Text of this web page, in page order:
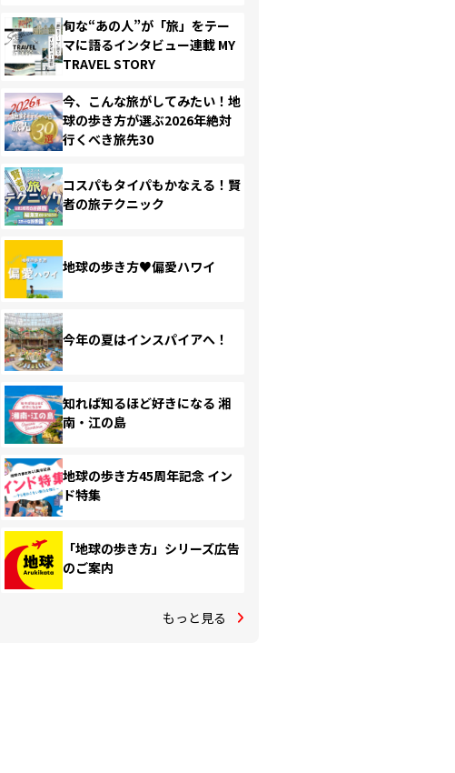
旬な“あの人”が「旅」をテー
マに語るインタビュー連載 MY
TRAVEL STORY
今、こんな旅がしてみたい！地
球の歩き方が選ぶ2026年絶対
行くべき旅先30
コスパもタイパもかなえる！賢
者の旅テクニック
地球の歩き方♥偏愛ハワイ
今年の夏はインスパイアへ！
知れば知るほど好きになる 湘
南・江の島
地球の歩き方45周年記念 イン
ド特集
「地球の歩き方」シリーズ広告
のご案内
もっと見る